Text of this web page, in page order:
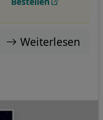
Weiterlesen